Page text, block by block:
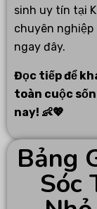
sinh uy tín tại
chuyên nghiệp
ngay đây.
Đọc tiếp để
toàn cuộc
nay! 👶💖
Bảng
Sóc